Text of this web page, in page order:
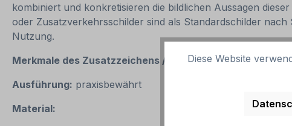
kombiniert und konkretisieren die bildlichen Aussagen
oder Zusatzverkehrsschilder sind als Standardschilder
Nutzung.
Merkmale des Zusatzzeichens / ZusatzschildesZufahrt
Ausführung: praxisbewährt
Material:
Diese Website